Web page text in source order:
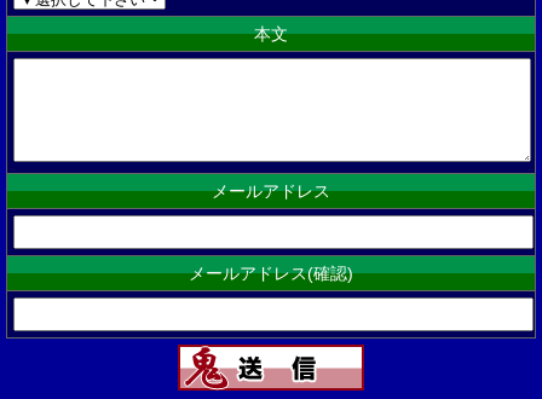
本文
メールアドレス
メールアドレス(確認)